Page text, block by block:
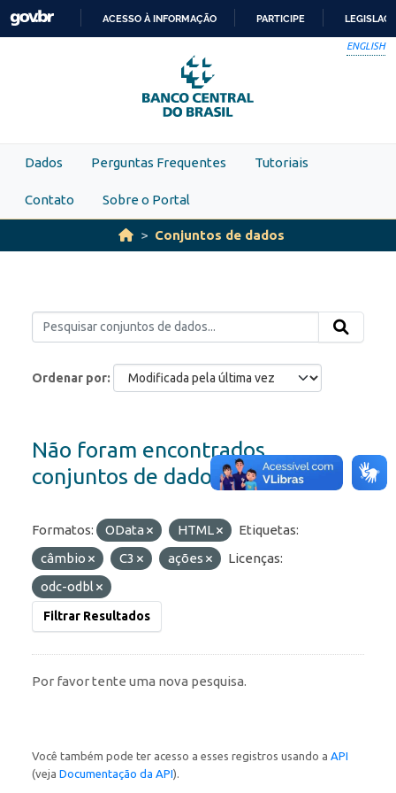
Skip to main content
PARA
O
CONTEÚDO
ACESSO À INFORMAÇÃO PARTICIPE
ENGLISH
Dados Perguntas Frequentes Tutoriais
Contato Sobre o Portal
Conjuntos de dados
Ordenar por
Não foram encontrados
conjuntos de dados
Formatos: OData HTML
Etiquetas:
câmbio
C3 ações
Licenças:
odc-odbl
Filtrar Resultados
Por favor tente uma nova pesquisa.
Você também pode ter acesso a esses registros usando a API
(veja Documentação da API).